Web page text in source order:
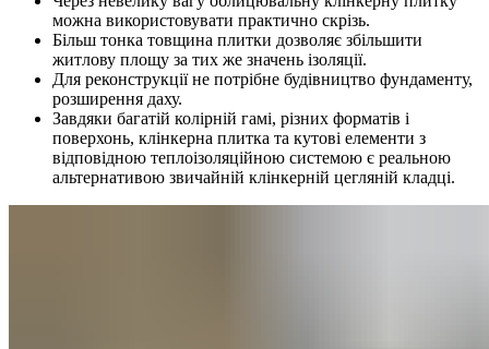
можна використовувати практично скрізь.
Більш тонка товщина плитки дозволяє збільшити
житлову площу за тих же значень ізоляції.
Для реконструкції не потрібне будівництво фундаменту,
розширення даху.
Завдяки багатій колірній гамі, різних форматів і
поверхонь, клінкерна плитка та кутові елементи з
відповідною теплоізоляційною системою є реальною
альтернативою звичайній клінкерній цегляній кладці.